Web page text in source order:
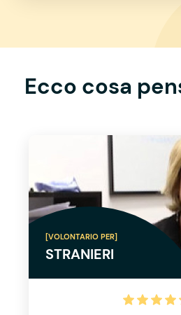
Ecco cosa
[VOLONTARIO PER]
STRANIERI